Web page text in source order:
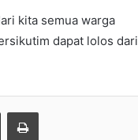
kita semua warga
dapat lolos dari